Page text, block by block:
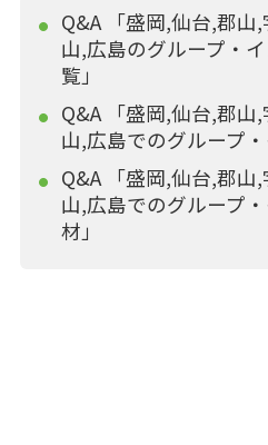
Q&A 「盛岡,仙台,郡山
山,広島のグループ・
覧」
Q&A 「盛岡,仙台,郡山
山,広島でのグループ
Q&A 「盛岡,仙台,郡山
山,広島でのグループ
材」